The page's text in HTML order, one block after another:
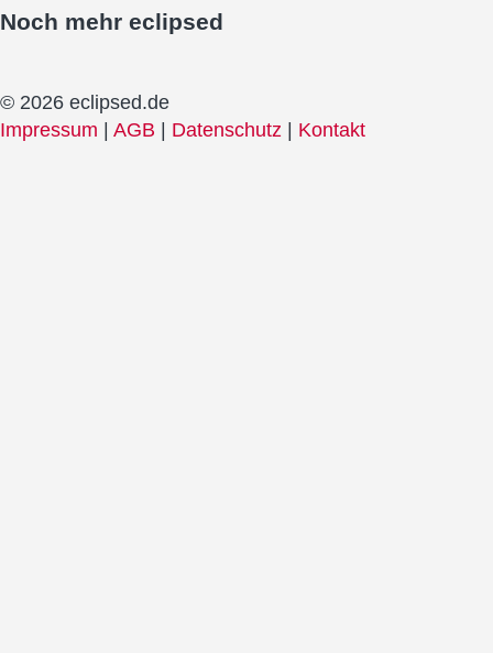
Noch mehr eclipsed
© 2026 eclipsed.de
Impressum | AGB | Datenschutz | Kontakt